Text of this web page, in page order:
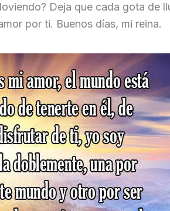
Deja que cada gota de
por ti. Buenos días, mi reina.